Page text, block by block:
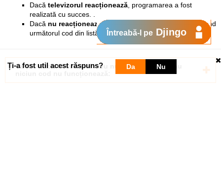
Dacă televizorul reacționează , programarea a fost
realizată cu succes. .
Dacă nu reacționează, repetă pașii de la punctul 2 folosind
următorul cod din listă.
Ce fac dacă televizorul meu nu se află în listă sau
Ți-a fost util acest răspuns? Da Nu
Întreabă-l pe Djingo